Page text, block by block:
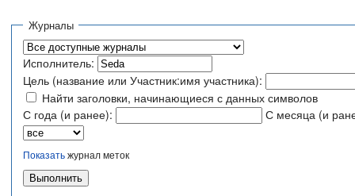
Журналы
Исполнитель:
Цель (название или Участник:имя участника):
Найти заголовки, начинающиеся с данных символов
С года (и ранее):
С месяца (и
Показатьжурнал меток